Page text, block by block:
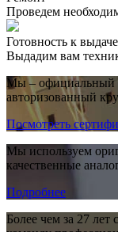
Проведем
Готовность к выдаче
Выдадим вам
Мы – официальный
авторизованный
Посмотреть
Мы используем
качественные
Подробнее
Более чем за 27